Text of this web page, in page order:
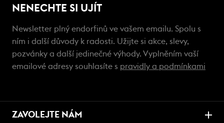
NENECHTE SI UJÍT
Newsletter plný endorfinů ve vašem emailu. Spolu s
ním i další důvody k radosti. Užijte si akce, slevy,
pozvánky a další jedinečné výhody. Vyplněním vaší
emailové adresy souhlasíte s pravidly a podmínkami
ZAVOLEJTE NÁM